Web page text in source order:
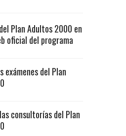
Plan Adultos 2000 en
oficial del programa
exámenes del Plan
consultorías del Plan